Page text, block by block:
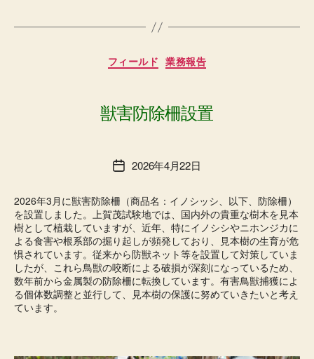
カ
テ
ー
フィールド 業務報告
獣害防除柵設置
投
日
2026年4月22日
2026年3月に獣害防除柵（商品名：イノシッシ、以下、防除柵）
を設置しました。上賀茂試験地では、国内外の貴重な樹木を見本
樹として植栽していますが、近年、特にイノシシやニホンジカに
よる食害や根系部の掘り起しが頻発しており、見本樹の生育が危
惧されています。従来から防獣ネット等を設置して対策していま
したが、これら鳥獣の咬断による破損が深刻になっているため、
数年前から金属製の防除柵に転換しています。有害鳥獣捕獲によ
る個体数調整と並行して、見本樹の保護に努めていきたいと考え
ています。